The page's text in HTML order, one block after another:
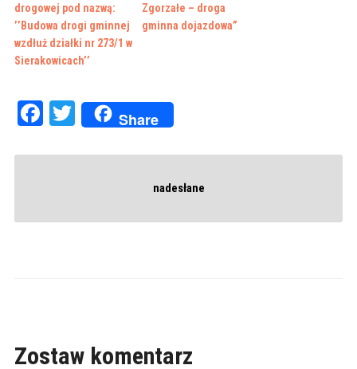
drogowej pod nazwą:
’’Budowa drogi gminnej
wzdłuż działki nr 273/1 w
Sierakowicach’’
Zgorzałe – droga
gminna dojazdowa”
Facebook
Twitter
Share
nadesłane
Zostaw komentarz